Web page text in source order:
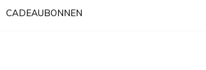
CADEAUBONNEN